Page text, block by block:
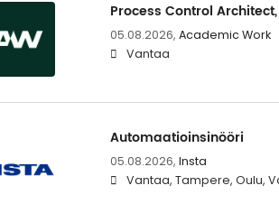
Process Control
05.08.2026, Academic Work
Vantaa
Automaatioinsinööri
05.08.2026, Insta
Vantaa, Tampere, Oulu,